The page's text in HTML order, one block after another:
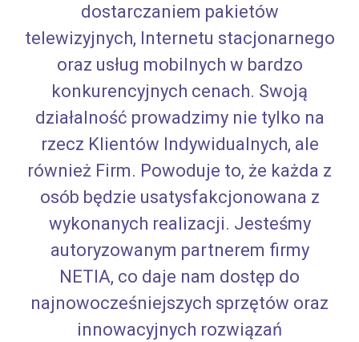
dostarczaniem pakietów
telewizyjnych, Internetu stacjonarnego
oraz usług mobilnych w bardzo
konkurencyjnych cenach. Swoją
działalność prowadzimy nie tylko na
rzecz Klientów Indywidualnych, ale
również Firm. Powoduje to, że każda z
osób będzie usatysfakcjonowana z
wykonanych realizacji. Jesteśmy
autoryzowanym partnerem firmy
NETIA, co daje nam dostęp do
najnowocześniejszych sprzętów oraz
innowacyjnych rozwiązań